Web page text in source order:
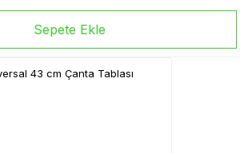
Sepete Ekle